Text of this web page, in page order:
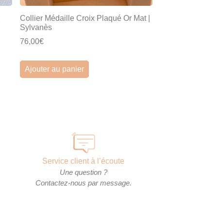
Collier Médaille Croix Plaqué Or Mat |
Sylvanès
76,00€
Ajouter au panier
Service client à l’écoute
Une question ?
Contactez-nous par message.